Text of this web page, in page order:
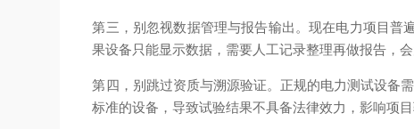
第三，别忽视数据管理与报告输出。现在电力项目普
果设备只能显示数据，需要人工记录整理再做报告，
第四，别跳过资质与溯源验证。正规的电力测试设备
标准的设备，导致试验结果不具备法律效力，影响项目